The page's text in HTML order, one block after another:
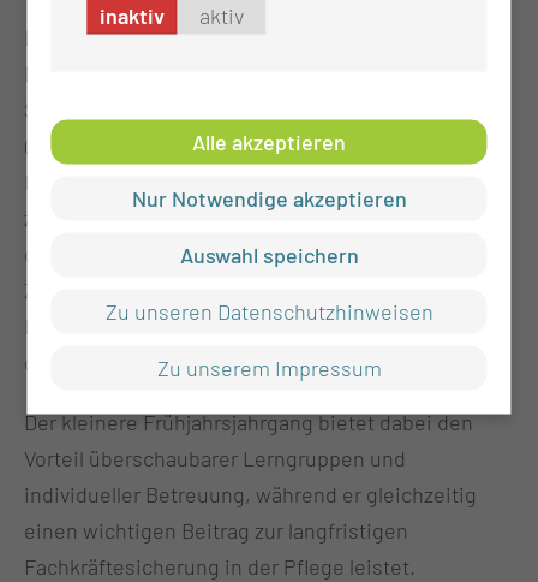
Ein weiterer Schwerpunkt liegt auf der
Schulabgängerinnen und -abgängern nutzen auch
Quereinsteigerinnen und Quereinsteiger die
zählen beispielsweise Personen, die zuvor studiert
oder in anderen Berufsfeldern gearbeitet haben.
Zusätzlich nehmen Auszubildende teil, die über
Bildungsgutscheine – etwa in Zusammenarbeit mit
der Arbeitsagentur – gefördert werden.
Der kleinere Frühjahrsjahrgang bietet dabei den
Vorteil überschaubarer Lerngruppen und
individueller Betreuung, während er gleichzeitig
einen wichtigen Beitrag zur langfristigen
Fachkräftesicherung in der Pflege leistet.
inaktiv aktiv
Alle akzeptieren
Nur Notwendige akzeptieren
Auswahl speichern
Zu unseren Datenschutzhinweisen
Zu unserem Impressum